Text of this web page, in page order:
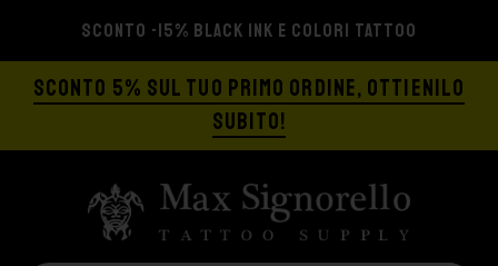
SPEDIZIONE GRATIS A PARTIRE DA €129
SCONTO 5% SUL TUO PRIMO ORDINE, OTTIENILO
SUBITO!